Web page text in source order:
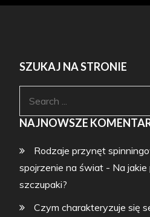
SZUKAJ NA STRONIE
NAJNOWSZE
Rodzaje przynęt
spojrzenie na świat - Na
szczupaki?
Czym charakteryzuje się